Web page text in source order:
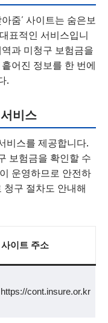
줌’ 사이트는 숨은보
표적인 서비스입니
과 미청구 보험금을
어진 정보를 한 번에
.
비스
비스를 제공합니다.
보험금을 확인할 수
운영하므로 안전하
청구 절차도 안내해
사이트 주소
https://cont.insure.or.kr